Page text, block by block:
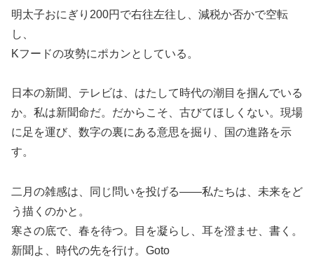
明太子おにぎり200円で右往左往し、減税か否かで空転
し、
Kフードの攻勢にポカンとしている。
日本の新聞、テレビは、はたして時代の潮目を掴んでいる
か。私は新聞命だ。だからこそ、古びてほしくない。現場
に足を運び、数字の裏にある意思を掘り、国の進路を示
す。
二月の雑感は、同じ問いを投げる――私たちは、未来をど
う描くのかと。
寒さの底で、春を待つ。目を凝らし、耳を澄ませ、書く。
新聞よ、時代の先を行け。Goto